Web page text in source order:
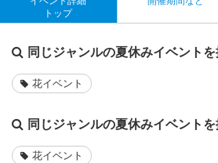
トップ
同じジャンルの夏休みイベントを
花イベント
同じジャンルの夏休みイベントを
花イベント